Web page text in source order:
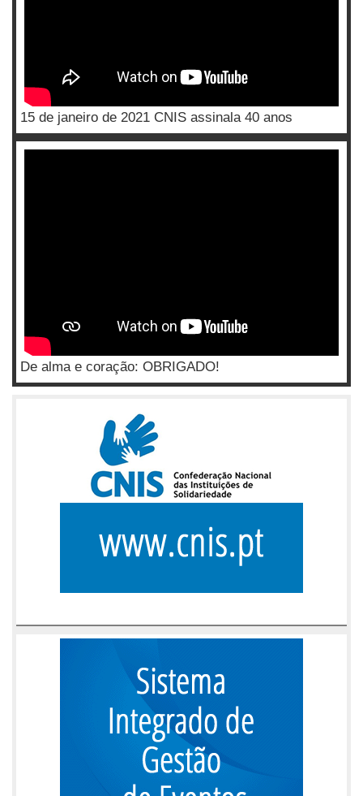
15 de janeiro de 2021 CNIS assinala 40 anos
De alma e coração: OBRIGADO!